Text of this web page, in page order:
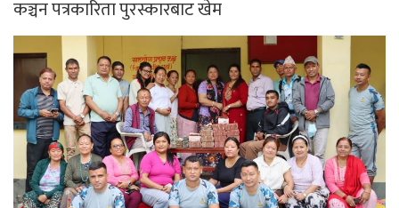
कञ्चन पत्रकारिता पुरस्कारबाट खेम